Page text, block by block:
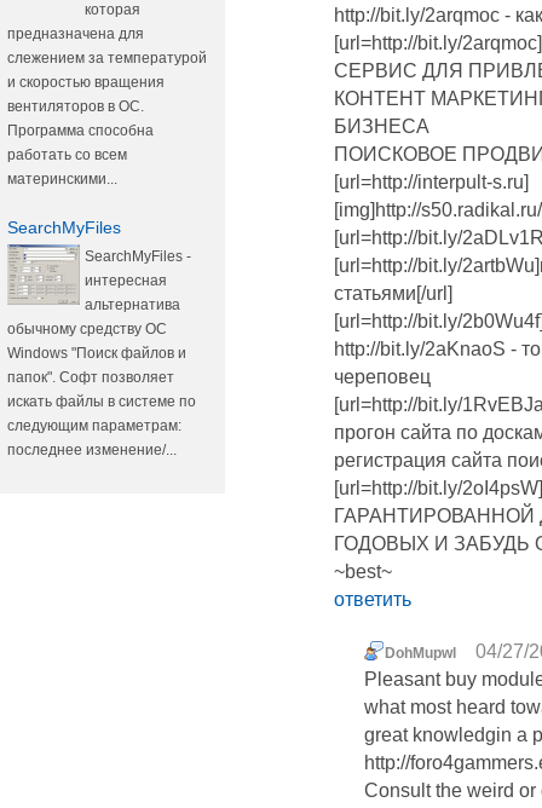
которая
предназначена для
слежением за температурой
и скоростью вращения
вентиляторов в ОС.
Программа способна
работать со всем
материнскими...
SearchMyFiles
SearchMyFiles -
интересная
альтернатива
обычному средству ОС
Windows "Поиск файлов и
папок". Софт позволяет
искать файлы в системе по
следующим параметрам:
последнее изменение/...
http://bit.ly/2arqmoc -
[url=http://bit.ly/
СЕРВИС ДЛЯ
КОНТЕНТ
БИЗНЕСА
ПОИСКОВОЕ
[url=http://interpult-s.ru]
[img]http://
[url=http://bit.ly/
[url=http://bit.ly/
статьями[/url]
[url=http://bit.ly/
http://bit.ly/2aKnaoS -
череповец
[url=http://bit.ly/
прогон сайта по
регистрация сайта
[url=http://bit.ly/
ГАРАНТИРОВАННОЙ
ГОДОВЫХ И ЗАБУДЬ
~best~
ответить
DohMupwl
04/27/
Pleasant buy
what most heard
great knowledgin a
http://
Consult the weird